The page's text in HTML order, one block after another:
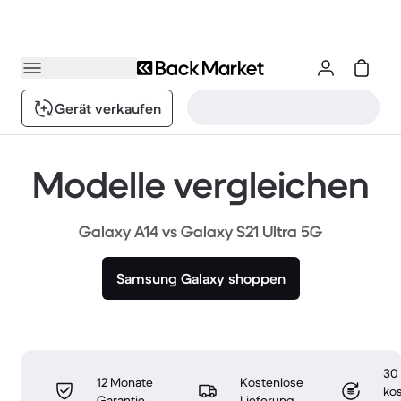
Gerät verkaufen
Modelle vergleichen
Galaxy A14 vs Galaxy S21 Ultra 5G
Samsung Galaxy shoppen
12 Monate
Kostenlose
30